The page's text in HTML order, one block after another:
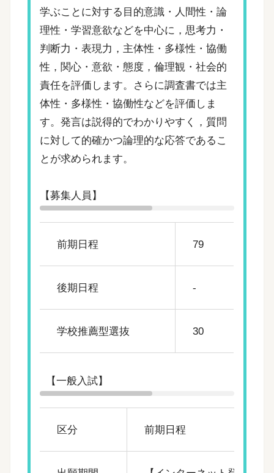
学ぶことに対する目的意識・人間性・論
理性・学習意欲などを中心に，思考力・
判断力・表現力，主体性・多様性・協働
性，関心・意欲・態度，倫理観・社会的
責任を評価します。さらに調査書では主
体性・多様性・協働性などを評価しま
す。発言は説得的でわかりやすく，質問
に対して的確かつ論理的な応答であるこ
とが求められます。
【募集人員】
前期日程 79
後期日程 -
学校推薦型選抜 30
【一般入試】
区分 前期日程